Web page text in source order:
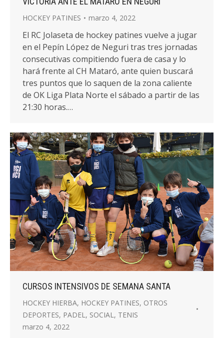
HOCKEY PATINES marzo 4, 2022
El RC Jolaseta de hockey patines vuelve a jugar
en el Pepín López de Neguri tras tres jornadas
consecutivas compitiendo fuera de casa y lo
hará frente al CH Mataró, ante quien buscará
tres puntos que lo saquen de la zona caliente
de OK Liga Plata Norte el sábado a partir de las
21:30 horas.…
CURSOS INTENSIVOS DE SEMANA SANTA
HOCKEY HIERBA, HOCKEY PATINES, OTROS
DEPORTES, PADEL, SOCIAL, TENIS
marzo 4, 2022